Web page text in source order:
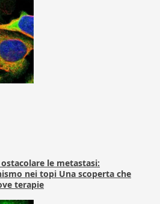
le metastasi:
nei topi Una scoperta che
terapie